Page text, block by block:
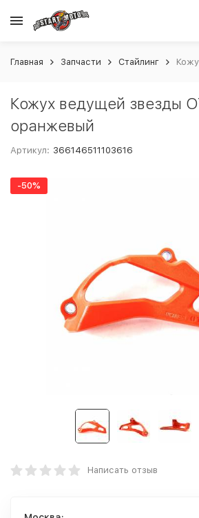
Главная Запчасти Стайлинг
Кожух ведущей звезды
оранжевый
Артикул: 366146511103616
-50%
Написать отзыв